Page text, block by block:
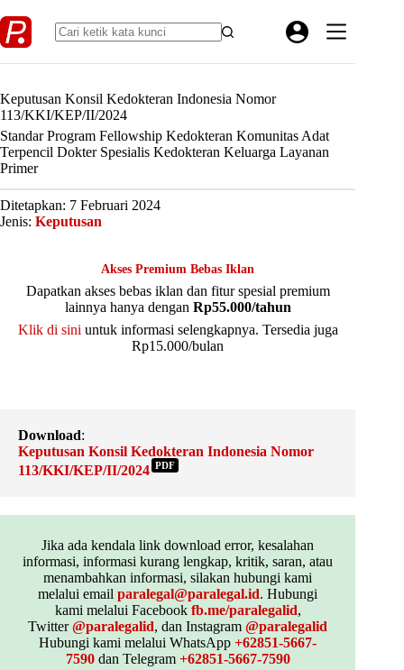
to
content
Keputusan Konsil Kedokteran Indonesia Nomor
113/KKI/KEP/II/2024
Standar Program Fellowship Kedokteran Komunitas Adat
Terpencil Dokter Spesialis Kedokteran Keluarga Layanan
Primer
Ditetapkan: 7 Februari 2024
Jenis: Keputusan
Akses Premium Bebas Iklan
Dapatkan akses bebas iklan dan fitur spesial premium
lainnya hanya dengan Rp55.000/tahun
Klik di sini untuk informasi selengkapnya. Tersedia juga
Rp15.000/bulan
Download:
Keputusan Konsil Kedokteran Indonesia Nomor
113/KKI/KEP/II/2024 PDF
Jika ada kendala link download error, kesalahan
informasi, informasi kurang lengkap, kritik, saran, atau
menambahkan informasi, silakan hubungi kami
melalui emailparalegal@paralegal.id. Hubungi
kami melalui Facebook fb.me/paralegalid,
Twitter@paralegalid, dan Instagram@paralegalid
Hubungi kami melalui WhatsApp+62851-5667-
7590dan Telegram +62851-5667-7590